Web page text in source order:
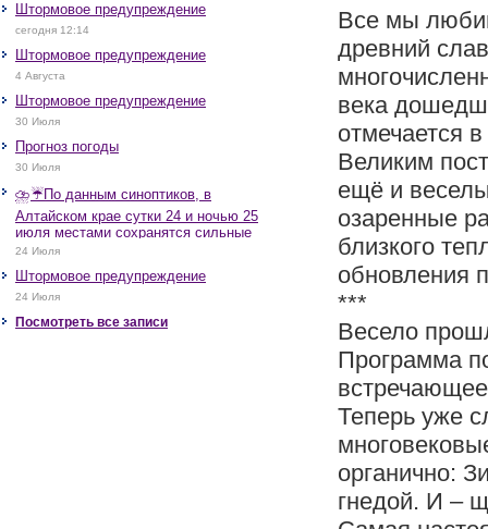
Штормовое предупреждение
сегодня 12:14
Штормовое предупреждение
4 Августа
Штормовое предупреждение
30 Июля
Прогноз погоды
30 Июля
⛈️☔️По данным синоптиков, в
Алтайском крае сутки 24 и ночью 25
июля местами сохранятся сильные
дожди, грозы, при грозах очень
крупный град, шквалистое усиление
ветра до 17-22 м/с, местами порывы
25 м/с и более.
24 Июля
Штормовое предупреждение
24 Июля
Посмотреть все записи
Все мы
древний
века
отмечается
Великим
ещё и
озаренные
близкого
обновления
***
Весело
Программа
Теперь уже
органично:
гнедой. И –